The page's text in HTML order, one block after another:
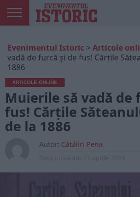
ONLINE
EDIȚII
TIPĂRITE
ISTORIC
PLAY
CONTUL
MEU
Evenimentul Istoric > Articole
vadă de furcă și de fus! Cărțile
1886
ARTICOLE ONLINE
Muierile să vadă de
fus! Cărțile
de la 1886
Autor: Cătălin Pena